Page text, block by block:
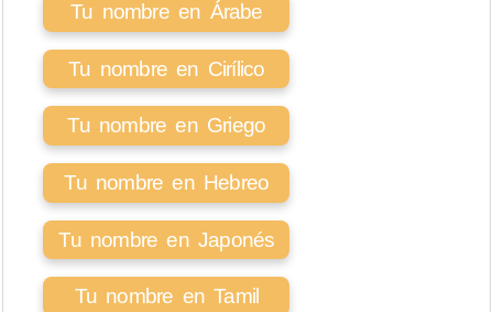
Tu nombre en Árabe
Tu nombre en Cirílico
Tu nombre en Griego
Tu nombre en Hebreo
Tu nombre en Japonés
Tu nombre en Tamil